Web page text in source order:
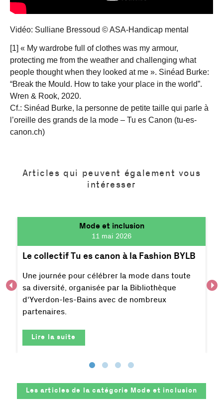
Vidéo: Sulliane Bressoud © ASA-Handicap mental
[1] « My wardrobe full of clothes was my armour,
protecting me from the weather and challenging what
people thought when they looked at me ». Sinéad Burke:
“Break the Mould. How to take your place in the world”.
Wren & Rook, 2020.
Cf.: Sinéad Burke, la personne de petite taille qui parle à
l’oreille des grands de la mode – Tu es Canon (tu-es-
canon.ch)
Articles qui peuvent également vous
intéresser
Mode et inclusion
11 mai 2026
Le collectif Tu es canon à la Fashion BYLB
Une journée pour célébrer la mode dans toute
sa diversité, organisée par la Bibliothèque
d'Yverdon-les-Bains avec de nombreux
partenaires.
Lire la suite
Les articles de la catégorie Mode et inclusion